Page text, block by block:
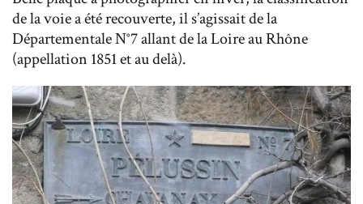
de la voie a été recouverte, il s’agissait de la
Départementale N°7 allant de la Loire au Rhône
(appellation 1851 et au delà).